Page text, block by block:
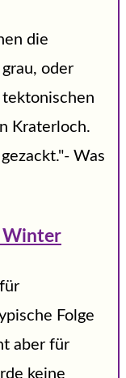
die
oder
tektonischen
Kraterloch.
Was
Winter
Folge
aber für
keine